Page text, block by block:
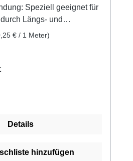
für
Längs- und
regulierbare
und
Polyurethan5m
(längs- und
ca.
€ / 1 Meter)
Details
hinzufügen